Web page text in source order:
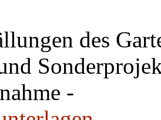
des
-